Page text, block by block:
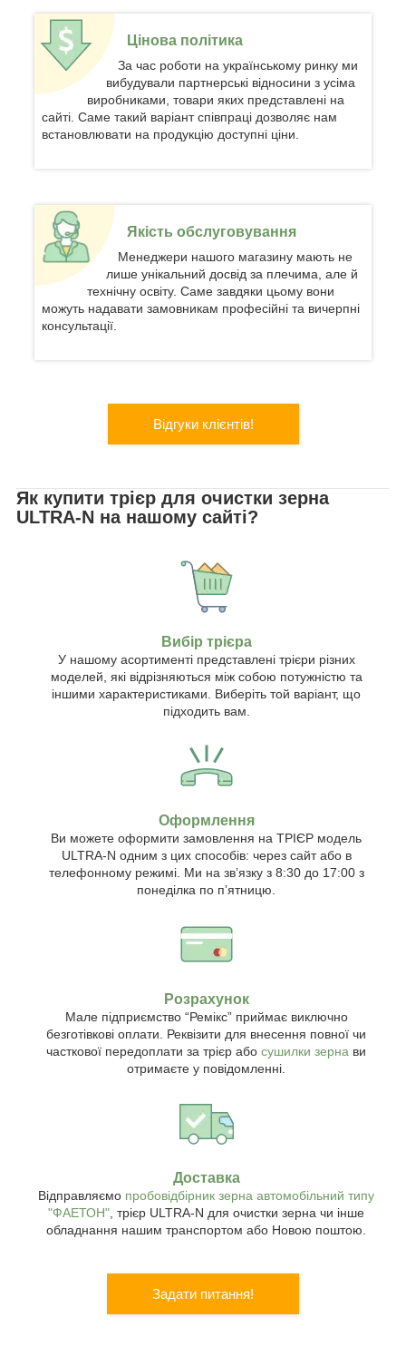
Цінова політика
За час роботи на українському ринку ми
вибудували партнерські відносини з усіма
виробниками, товари яких представлені на
сайті. Саме такий варіант співпраці дозволяє нам
встановлювати на продукцію доступні ціни.
Якість обслуговування
Менеджери нашого магазину мають не
лише унікальний досвід за плечима, але й
технічну освіту. Саме завдяки цьому вони
можуть надавати замовникам професійні та вичерпні
консультації.
Відгуки клієнтів!
Як купити трієр для очистки зерна
ULTRA-N на нашому сайті?
Вибір трієра
У нашому асортименті представлені трієри різних
моделей, які відрізняються між собою потужністю та
іншими характеристиками. Виберіть той варіант, що
підходить вам.
Оформлення
Ви можете оформити замовлення на ТРІЄР модель
ULTRA-N одним з цих способів: через сайт або в
телефонному режимі. Ми на зв’язку з 8:30 до 17:00 з
понеділка по п’ятницю.
Розрахунок
Мале підприємство “Ремікс” приймає виключно
безготівкові оплати. Реквізити для внесення повної чи
часткової передоплати за трієр абосушилки зерна ви
отримаєте у повідомленні.
Доставка
Відправляємо пробовідбірник зерна автомобільний типу
"ФАЕТОН" , трієр ULTRA-N для очистки зерна чи інше
обладнання нашим транспортом або Новою поштою.
Задати питання!